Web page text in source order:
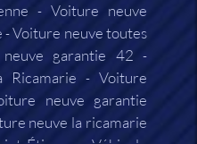
Voiture neuve
Voiture neuve toutes
garantie 42
Voiture
neuve garantie
neuve la ricamarie